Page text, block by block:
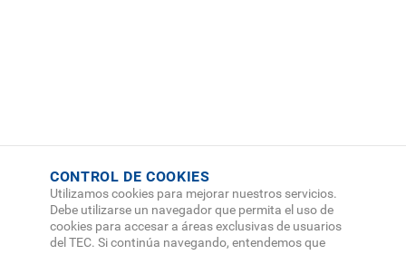
CONTROL DE COOKIES
Utilizamos cookies para mejorar nuestros servicios.
Debe utilizarse un navegador que permita el uso de
cookies para accesar a áreas exclusivas de usuarios
del TEC. Si continúa navegando, entendemos que